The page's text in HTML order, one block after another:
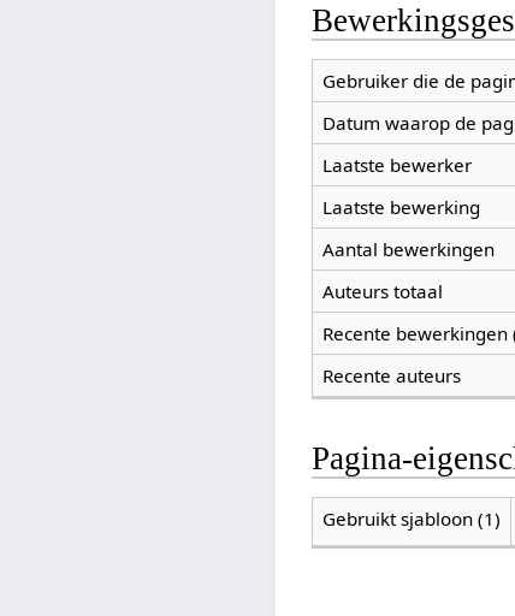
Gebruiker die de
Datum waarop de
Laatste bewerker
Laatste bewerking
Aantal bewerkingen
Auteurs totaal
Recente
Recente auteurs
Pagina-
Gebruikt sjabloon (1)